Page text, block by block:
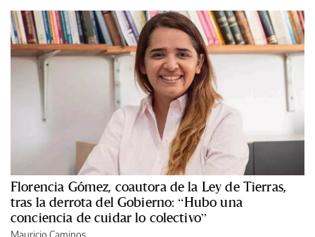
Florencia Gómez, coautora de la Ley de Tierras,
tras la derrota del Gobierno: “Hubo una
conciencia de cuidar lo colectivo”